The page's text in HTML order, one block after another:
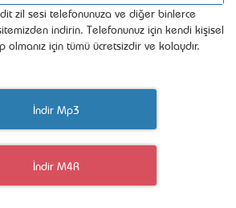
zil sesi telefonunuza ve diğer binlerce
indirin. Telefonunuz için kendi kişisel
olmanız için tümü ücretsizdir ve kolaydır.
İndir Mp3
İndir M4R